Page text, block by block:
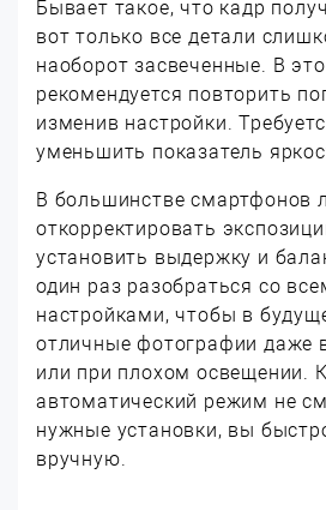
Бывает такое, что кадр
вот только все детали
наоборот засвеченные. В
рекомендуется повторить
изменив настройки.
уменьшить показатель
В большинстве смартфонов
откорректировать
установить выдержку и
один раз разобраться со
настройками, чтобы в
отличные фотографии даже
или при плохом освещении.
автоматический режим не
нужные установки, вы
вручную.